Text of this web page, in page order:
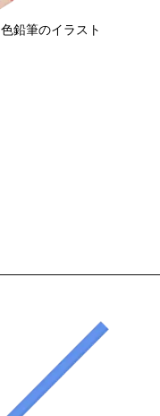
色鉛筆のイラスト